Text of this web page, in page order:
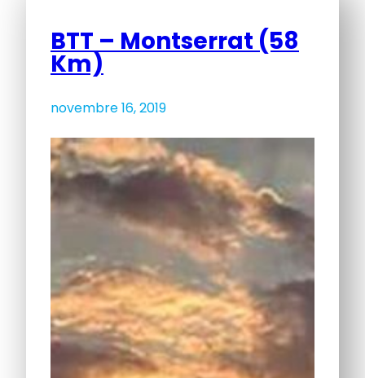
BTT – Montserrat (58
Km)
novembre 16, 2019